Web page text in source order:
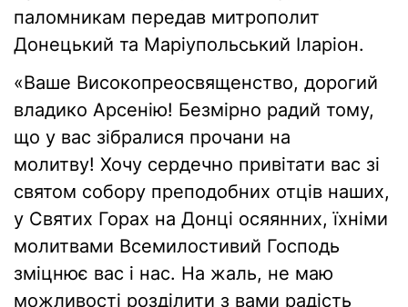
паломникам передав митрополит
Донецький та Маріупольський Іларіон.
«Ваше Високопреосвященство, дорогий
владико Арсенію! Безмірно радий тому,
що у вас зібралися прочани на
молитву! Хочу сердечно привітати вас зі
святом собору преподобних отців наших,
у Святих Горах на Донці осяянних, їхніми
молитвами Всемилостивий Господь
зміцнює вас і нас. На жаль, не маю
можливості розділити з вами радість